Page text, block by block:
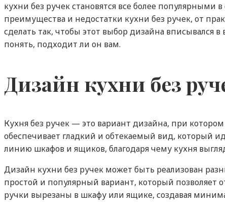
кухни без ручек становятся все более
преимущества и недостатки кухни без ручек, от
сделать так, чтобы этот выбор дизайна вписывался
понять, подходит ли он вам.
Дизайн кухни без
Кухня без ручек — это вариант дизайна, при
обеспечивает гладкий и обтекаемый вид, который
линию шкафов и ящиков, благодаря чему кухня
Дизайн кухни без ручек может быть реализован
простой и популярный вариант, который
ручки вырезаны в шкафу или ящике, создавая